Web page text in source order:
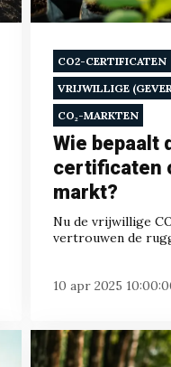
CO2-CERTIFICATEN
VRIJWILLIGE
CO₂-MARKTEN
Wie bepaalt
certificaten
markt?
Nu de vrijwillige
vertrouwen de
10 apr 2025